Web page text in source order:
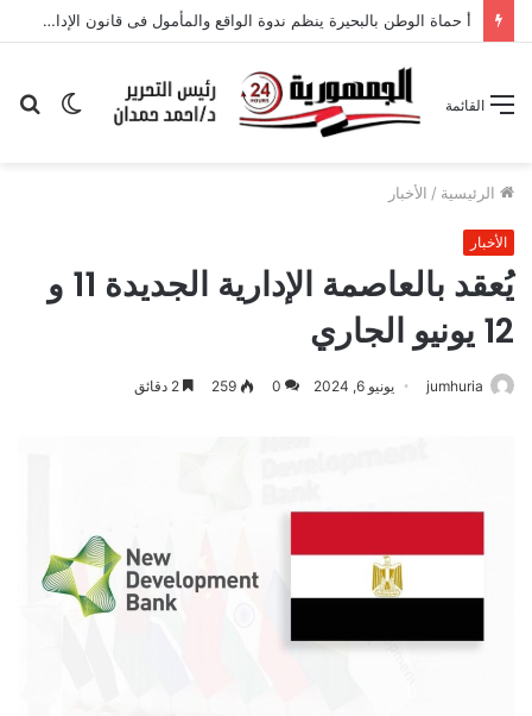
الوضع
القائمة
الرئيسية / الأخبار
الأخبار
يُعقد بالعاصمة الإدارية الجديدة 11 و
12 يونيو الجاري
jumhuria يونيو 6, 2024 0
259